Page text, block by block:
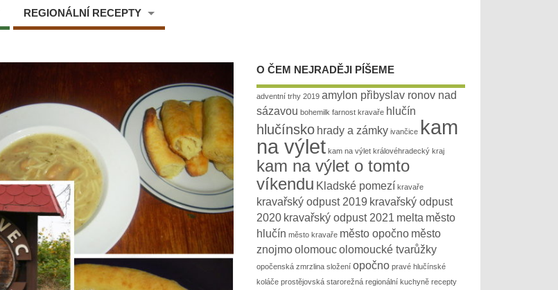
REGIONÁLNÍ RECEPTY
O ČEM NEJRADĚJI PÍŠEME
adventní trhy 2019 amylon přibyslav ronov nad
sázavou bohemilk farnost kravaře hlučín
hlučínsko hrady a zámky ivančice kam
na výlet kam na výlet královéhradecký kraj
kam na výlet o tomto
víkendu Kladské pomezí kravaře
kravařský odpust 2019 kravařský odpust
2020 kravařský odpust 2021 melta město
hlučín město kravaře město opočno město
znojmo olomouc olomoucké tvarůžky
opočenská zmrzlina složení opočno pravé hlučínské
koláče prostějovská starorežná regionální kuchyně recepty